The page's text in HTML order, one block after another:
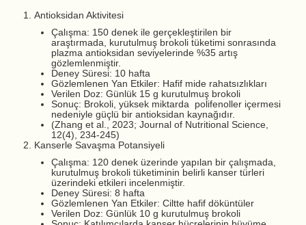
Antioksidan Aktivitesi
Çalışma: 150 denek ile gerçekleştirilen bir
araştırmada, kurutulmuş brokoli tüketimi sonrasında
plazma antioksidan seviyelerinde %35 artış
gözlemlenmiştir.
Deney Süresi: 10 hafta
Gözlemlenen Yan Etkiler: Hafif mide rahatsızlıkları
Verilen Doz: Günlük 15 g kurutulmuş brokoli
Sonuç: Brokoli, yüksek miktarda polifenoller içermesi
nedeniyle güçlü bir antioksidan kaynağıdır.
(Zhang et al., 2023; Journal of Nutritional Science,
12(4), 234-245)
Kanserle Savaşma Potansiyeli
Çalışma: 120 denek üzerinde yapılan bir çalışmada,
kurutulmuş brokoli tüketiminin belirli kanser türleri
üzerindeki etkileri incelenmiştir.
Deney Süresi: 8 hafta
Gözlemlenen Yan Etkiler: Ciltte hafif döküntüler
Verilen Doz: Günlük 10 g kurutulmuş brokoli